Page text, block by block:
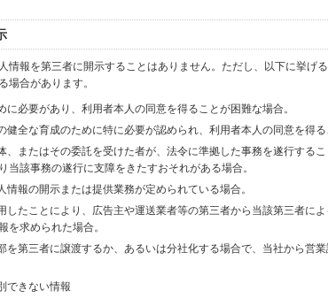
情報を第三者に開示することはありません。ただし、以下に挙げ
場合があります。
必要があり、利用者本人の同意を得ることが困難な場合。
全な育成のために特に必要が認められ、利用者本人の同意を得る
、またはその委託を受けた者が、法令に準拠した事務を遂行する
当該事務の遂行に支障をきたすおそれがある場合。
報の開示または提供業務が定められている場合。
したことにより、広告主や運送業者等の第三者から当該第三者に
を求められた場合。
を第三者に譲渡するか、あるいは分社化する場合で、当社から営
できない情報